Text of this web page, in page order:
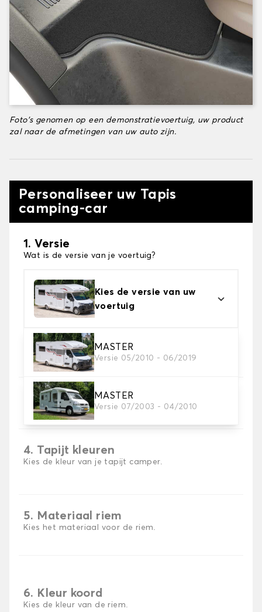
Foto's genomen op een demonstratievoertuig, uw product
zal naar de afmetingen van uw auto zijn.
Personaliseer uw Tapis
camping-car
1. Versie
Wat is de versie van je voertuig?
Kies de versie van uw
voertuig
MASTER
Versie 05/2010 - 06/2019
MASTER
Versie 07/2003 - 04/2010
2. Materiaal
Kies het materiaal van uw automatten
3. Aantal matten
Selecteer het aantal automatten dat je nodig hebt.
4. Tapijt kleuren
Kies de kleur van je tapijt camper.
5. Materiaal riem
Kies het materiaal voor de riem.
6. Kleur koord
Kies de kleur van de riem.